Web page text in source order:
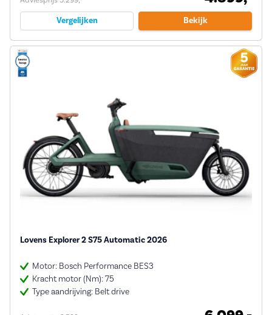
Vergelijken Bekijk
Lovens Explorer 2 S75 Automatic 2026
Motor: Bosch Performance BES3
Kracht motor (Nm): 75
Type aandrijving: Belt drive